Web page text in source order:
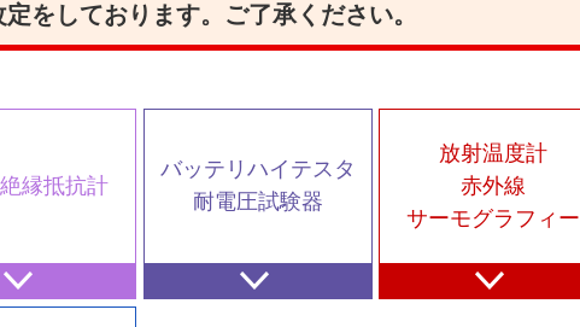
をしております。ご了承ください。
縁抵抗計
バッテリハイテスタ
耐電圧試験器
放射温度計
赤外線
サーモグラフィー